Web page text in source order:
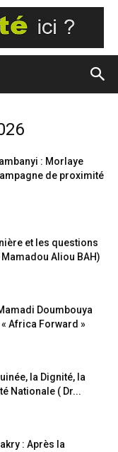
: Morlaye
de proximité
et les questions
Aliou BAH)
Doumbouya
Africa Forward »
la Dignité, la
Nationale ( Dr...
: Après la